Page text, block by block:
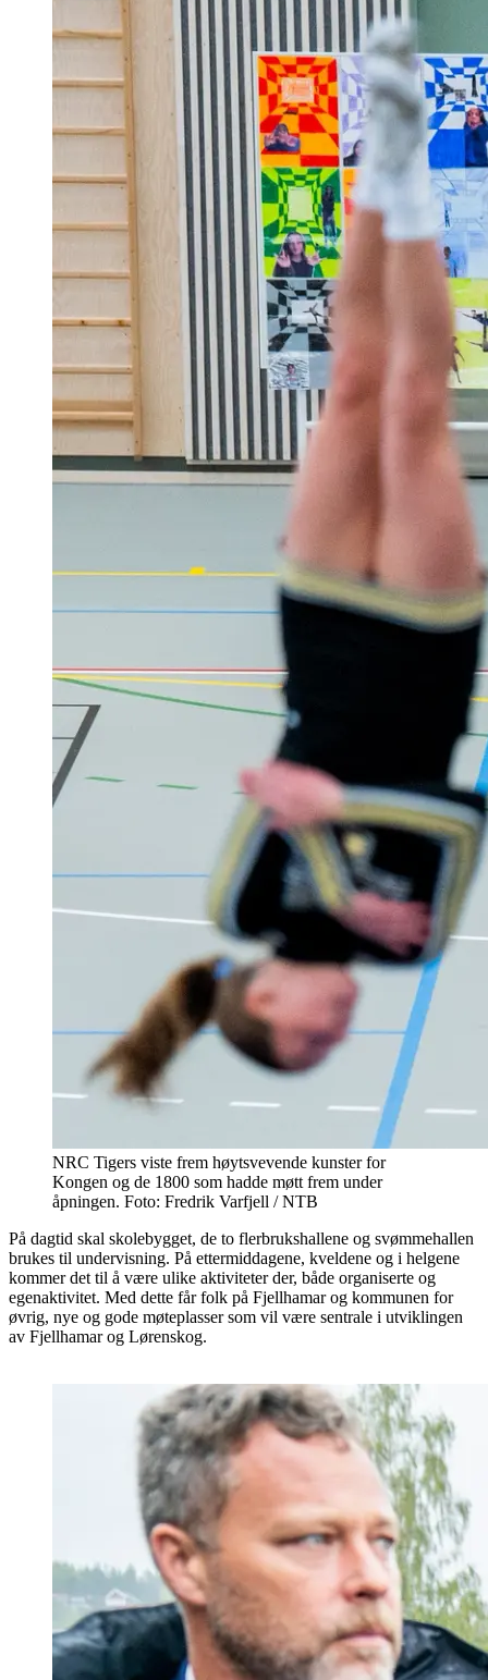
NRC Tigers viste frem høytsvevende kunster for
Kongen og de 1800 som hadde møtt frem under
åpningen. Foto: Fredrik Varfjell / NTB
På dagtid skal skolebygget, de to flerbrukshallene og svømmehallen
brukes til undervisning. På ettermiddagene, kveldene og i helgene
kommer det til å være ulike aktiviteter der, både organiserte og
egenaktivitet. Med dette får folk på Fjellhamar og kommunen for
øvrig, nye og gode møteplasser som vil være sentrale i utviklingen
av Fjellhamar og Lørenskog.